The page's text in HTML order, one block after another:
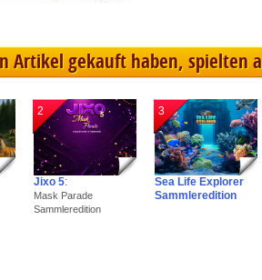
Artikel gekauft haben, spielten
2
Jixo 5:
Mask Parade
Sammleredition
3
Sea Life Explorer
Sammleredition